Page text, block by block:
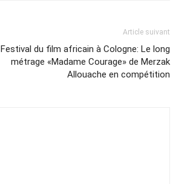
Article suivant
Festival du film africain à Cologne: Le long
métrage «Madame Courage» de Merzak
Allouache en compétition